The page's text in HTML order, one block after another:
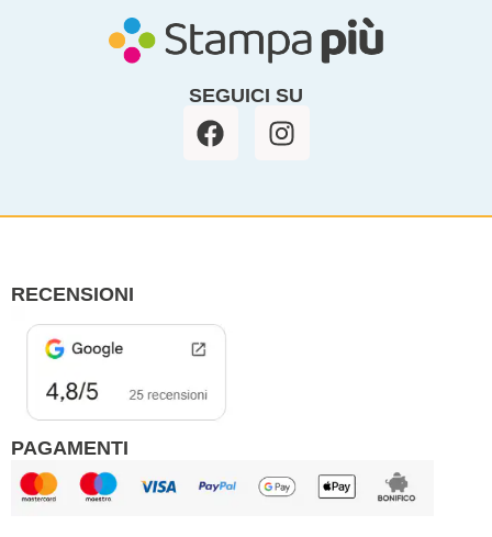
SEGUICI SU
F
a
b
I
n
a
RECENSIONI
PAGAMENTI